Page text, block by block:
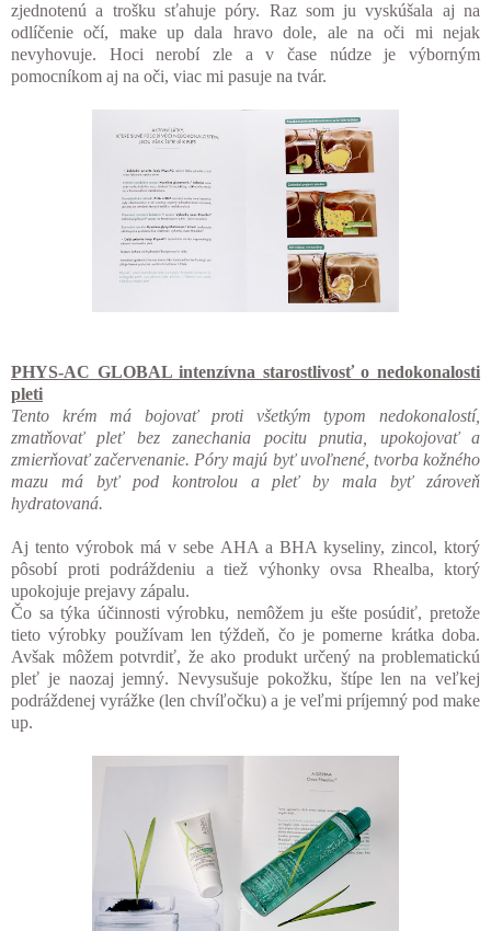
zjednotenú a trošku sťahuje póry. Raz som ju vyskúšala aj na
odlíčenie očí, make up dala hravo dole, ale na oči mi nejak
nevyhovuje. Hoci nerobí zle a v čase núdze je výborným
pomocníkom aj na oči, viac mi pasuje na tvár.
PHYS-AC GLOBAL intenzívna starostlivosť o nedokonalosti
pleti
Tento krém má bojovať proti všetkým typom nedokonalostí,
zmatňovať pleť bez zanechania pocitu pnutia, upokojovať a
zmierňovať začervenanie. Póry majú byť uvoľnené, tvorba kožného
mazu má byť pod kontrolou a pleť by mala byť zároveň
hydratovaná.
Aj tento výrobok má v sebe AHA a BHA kyseliny, zincol, ktorý
pôsobí proti podráždeniu a tiež výhonky ovsa Rhealba, ktorý
upokojuje prejavy zápalu.
Čo sa týka účinnosti výrobku, nemôžem ju ešte posúdiť, pretože
tieto výrobky používam len týždeň, čo je pomerne krátka doba.
Avšak môžem potvrdiť, že ako produkt určený na problematickú
pleť je naozaj jemný. Nevysušuje pokožku, štípe len na veľkej
podráždenej vyrážke (len chvíľočku) a je veľmi príjemný pod make
up.